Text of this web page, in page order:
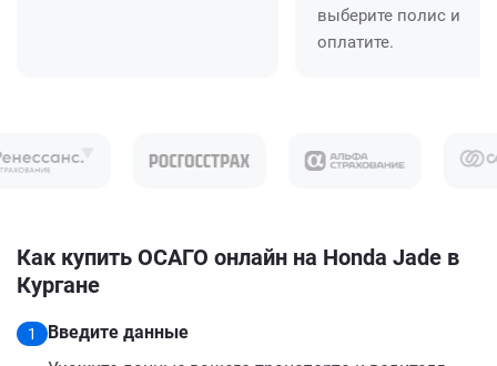
выберите полис и
оплатите.
Как купить ОСАГО онлайн на Honda Jade в
Кургане
1
Введите данные